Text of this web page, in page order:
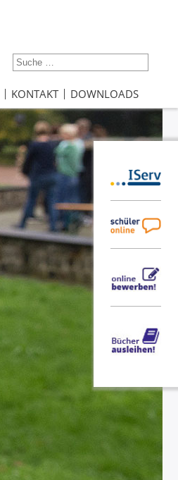
KONTAKT DOWNLOADS